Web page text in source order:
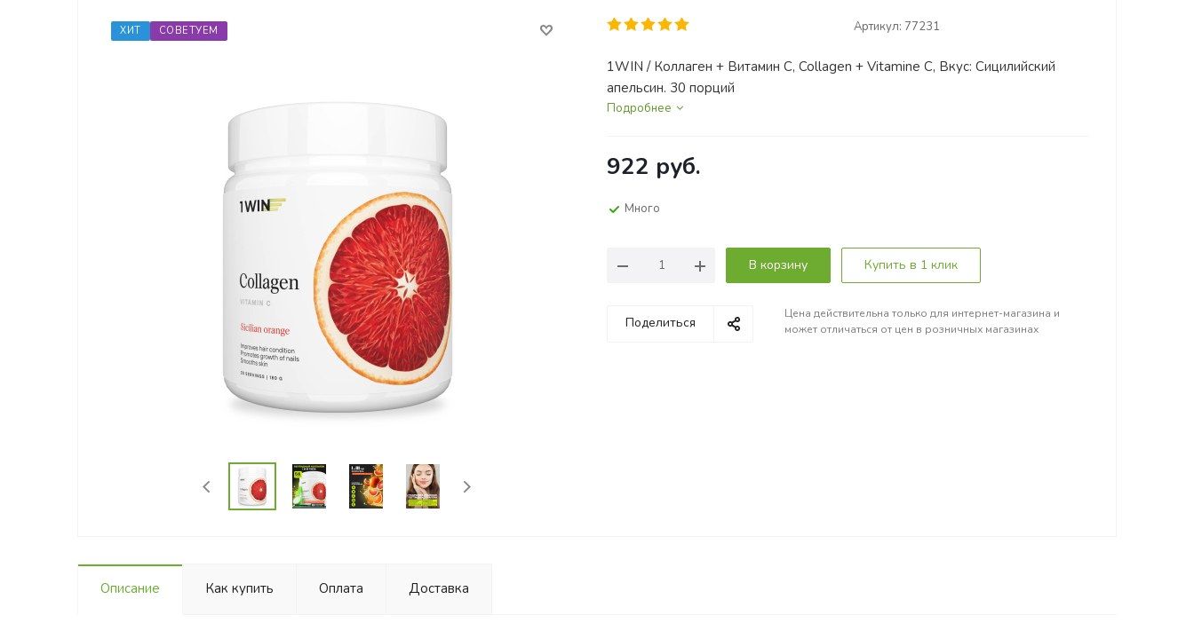
ХИТ СОВЕТУЕМ Артикул: 77231
1WIN / Коллаген + Витамин С, Collagen + Vitamine C, Вкус: Сицилийский
апельсин. 30 порций
Подробнее
922 руб.
Много
В корзину Купить в 1 клик
Поделиться
Цена действительна только для интернет-магазина и
может отличаться от цен в розничных магазинах
Описание Как купить Оплата Доставка